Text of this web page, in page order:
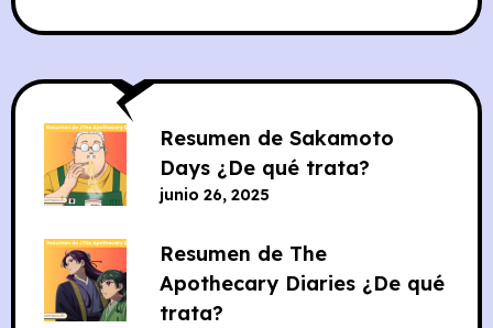
Resumen de Sakamoto
Days ¿De qué trata?
junio 26, 2025
Resumen de The
Apothecary Diaries ¿De qué
trata?